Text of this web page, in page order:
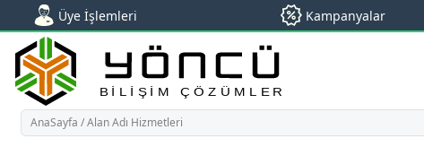
AnaSayfa /Alan Adı Hizmetleri